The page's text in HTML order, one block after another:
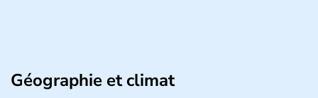
Géographie et climat